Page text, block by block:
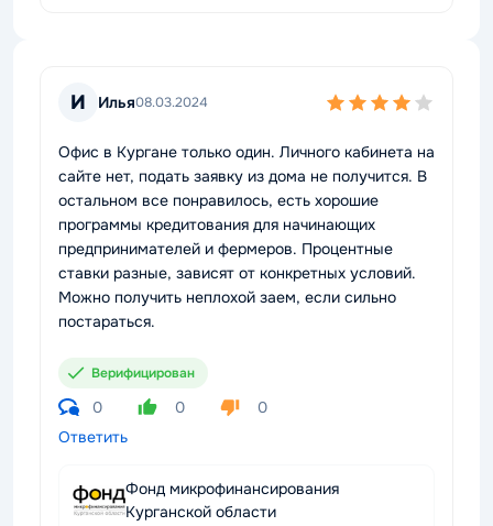
И Илья08.03.2024
Офис в Кургане только один. Личного кабинета на
сайте нет, подать заявку из дома не получится. В
остальном все понравилось, есть хорошие
программы кредитования для начинающих
предпринимателей и фермеров. Процентные
ставки разные, зависят от конкретных условий.
Можно получить неплохой заем, если сильно
постараться.
Верифицирован
0 0
0
Ответить
Фонд микрофинансирования
Курганской области